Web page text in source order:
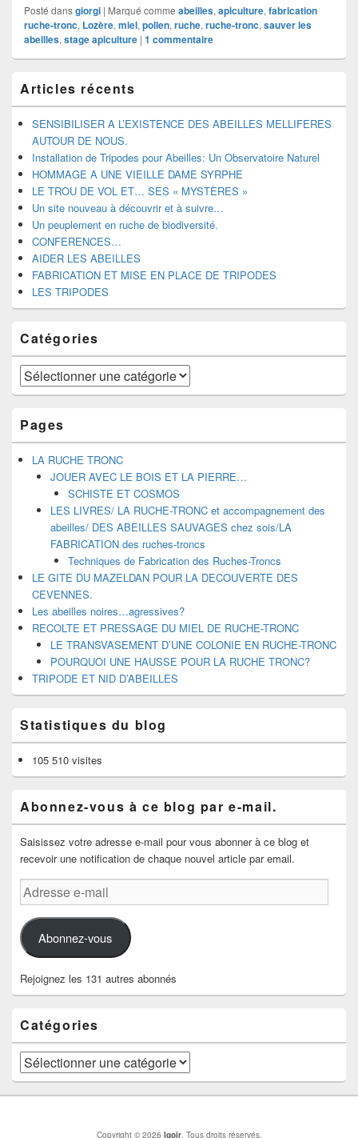
Posté dansgiorgi | Marqué comme abeilles, apiculture, fabrication
ruche-tronc, Lozère, miel, pollen, ruche, ruche-tronc, sauver les
abeilles, stage apiculture | 1 commentaire
principale
de
widget
barre
latérale
Articles récents
SENSIBILISER A L’EXISTENCE DES ABEILLES MELLIFERES
AUTOUR DE NOUS.
Installation de Tripodes pour Abeilles: Un Observatoire Naturel
HOMMAGE A UNE VIEILLE DAME SYRPHE
LE TROU DE VOL ET… SES « MYSTÈRES »
Un site nouveau à découvrir et à suivre…
Un peuplement en ruche de biodiversité.
CONFERENCES…
AIDER LES ABEILLES
FABRICATION ET MISE EN PLACE DE TRIPODES
LES TRIPODES
Catégories
Catégories
Pages
LA RUCHE TRONC
JOUER AVEC LE BOIS ET LA PIERRE…
SCHISTE ET COSMOS
LES LIVRES/ LA RUCHE-TRONC et accompagnement des
abeilles/ DES ABEILLES SAUVAGES chez sois/LA
FABRICATION des ruches-troncs
Techniques de Fabrication des Ruches-Troncs
LE GITE DU MAZELDAN POUR LA DECOUVERTE DES
CEVENNES.
Les abeilles noires…agressives?
RECOLTE ET PRESSAGE DU MIEL DE RUCHE-TRONC
LE TRANSVASEMENT D’UNE COLONIE EN RUCHE-TRONC
POURQUOI UNE HAUSSE POUR LA RUCHE TRONC?
TRIPODE ET NID D’ABEILLES
Statistiques du blog
105 510 visites
Abonnez-vous à ce blog par e-mail.
Saisissez votre adresse e-mail pour vous abonner à ce blog et
recevoir une notification de chaque nouvel article par email.
Adresse
e-
mail
Abonnez-vous
Rejoignez les 131 autres abonnés
Catégories
Catégories
Copyright © 2026 Igoir. Tous droits réservés.